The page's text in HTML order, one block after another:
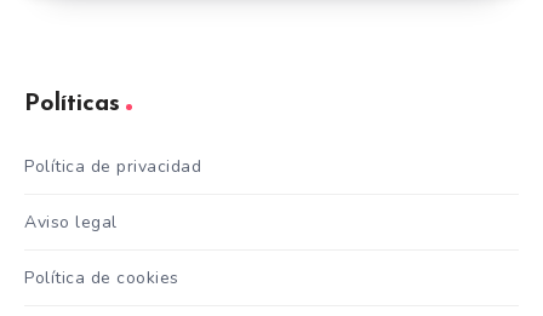
Políticas
Política de privacidad
Aviso legal
Política de cookies